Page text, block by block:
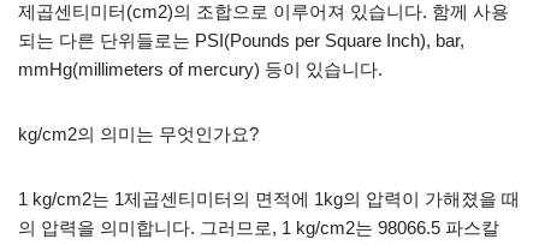
제곱센티미터(cm2)의 조합으로 이루어져 있습니다. 함께 사용
되는 다른 단위들로는 PSI(Pounds per Square Inch), bar,
mmHg(millimeters of mercury) 등이 있습니다.
kg/cm2의 의미는 무엇인가요?
1 kg/cm2는 1제곱센티미터의 면적에 1kg의 압력이 가해졌을 때
의 압력을 의미합니다. 그러므로, 1 kg/cm2는 98066.5 파스칼